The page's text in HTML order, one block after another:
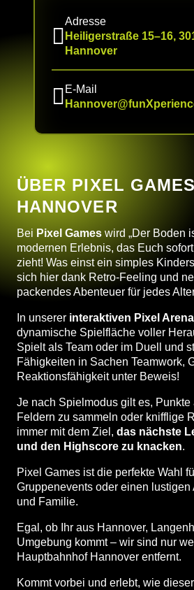
Adresse
Heiligerstraße 15–16,
Hannover
E-Mail
ÜBER PIXEL
HANNOVER
Bei Pixel Games wird „Der Boden
modernen Erlebnis, das Euch
zieht! Was einst ein simples
sich hier dank Retro-Feeling und
packendes Abenteuer für jedes
In unserer interaktiven Pixel Arena
dynamische Spielfläche voller
Spielt als Team oder im Duell und
Fähigkeiten in Sachen Teamwork,
Reaktionsfähigkeit unter Beweis!
Je nach Spielmodus gilt es,
Feldern zu sammeln oder knifflige
immer mit dem Ziel, das nächste
und den Highscore zu knacken.
Pixel Games ist die perfekte Wahl
Gruppenevents oder einen lustigen
und Familie.
Egal, ob Ihr aus Hannover,
Umgebung kommt – wir sind nur
Hauptbahnhof Hannover entfernt.
Kommt vorbei und erlebt, wie